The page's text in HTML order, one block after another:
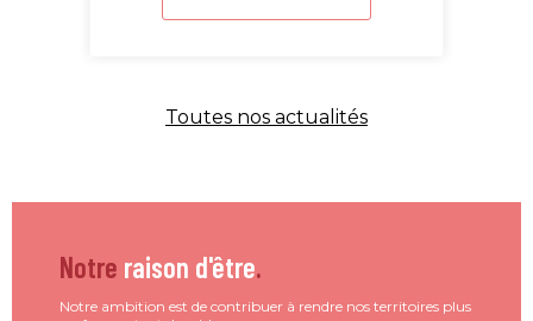
Toutes nos actualités
Notre raison d'être.
Notre ambition est de contribuer à rendre nos territoires plus